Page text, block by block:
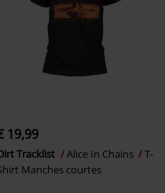
19,99
Tracklist Alice In Chains
T-
Manches courtes